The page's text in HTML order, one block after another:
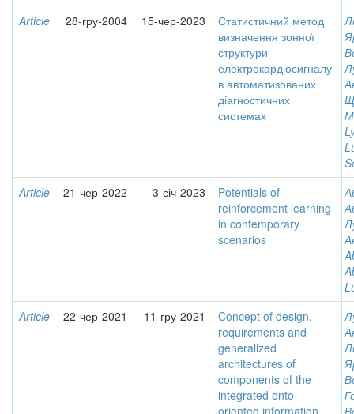
Article
28-гру-2004 15-чер-2023
Статистичний метод
визначення зонної
структури
електрокардіосигналу
в автоматизованих
діагностичних
системах
Article
21-чер-2022 3-січ-2023
Potentials of
reinforcement learning
in contemporary
scenarios
Article
22-чер-2021 11-гру-2021
Concept of design,
requirements and
generalized
architectures of
components of the
integrated onto-
oriented information